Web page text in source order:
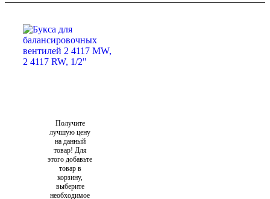
Получите
лучшую цену
на данный
товар! Для
этого добавьте
товар в
корзину,
выберите
необходимое